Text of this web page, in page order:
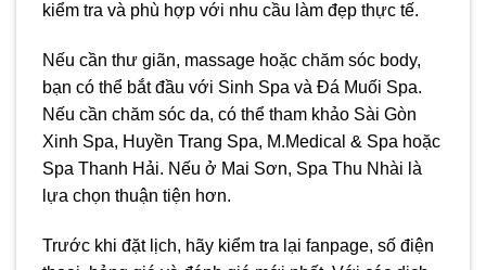
kiểm tra và phù hợp với nhu cầu làm đẹp thực tế.
Nếu cần thư giãn, massage hoặc chăm sóc body,
bạn có thể bắt đầu với Sinh Spa và Đá Muối Spa.
Nếu cần chăm sóc da, có thể tham khảo Sài Gòn
Xinh Spa, Huyền Trang Spa, M.Medical & Spa hoặc
Spa Thanh Hải. Nếu ở Mai Sơn, Spa Thu Nhài là
lựa chọn thuận tiện hơn.
Trước khi đặt lịch, hãy kiểm tra lại fanpage, số điện